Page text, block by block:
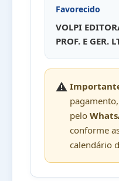
Favorecido
VOLPI
PROF. E GER.
⚠️
pelo
conforme
calendário